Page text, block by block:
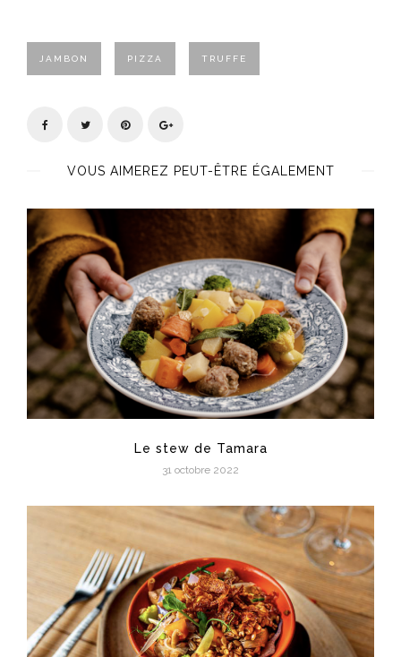
JAMBON PIZZA TRUFFE
VOUS AIMEREZ PEUT-ÊTRE ÉGALEMENT
Le stew de Tamara
31 octobre 2022